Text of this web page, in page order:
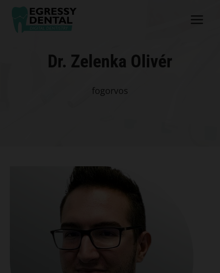
Skip
content
Dr. Zelenka Olivér
fogorvos